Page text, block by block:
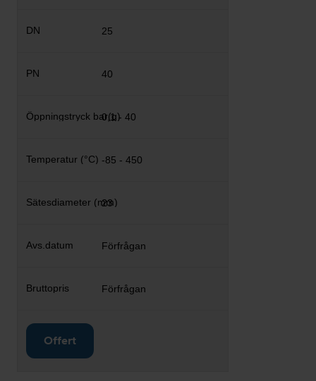
25
40
0,1 - 40
-85 - 450
23
Förfrågan
Förfrågan
Offert